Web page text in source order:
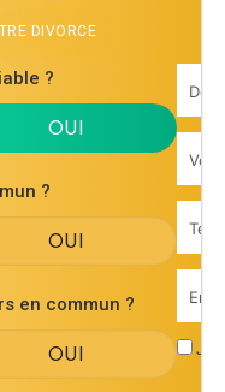
DIVORCE
?
?
en commun ?